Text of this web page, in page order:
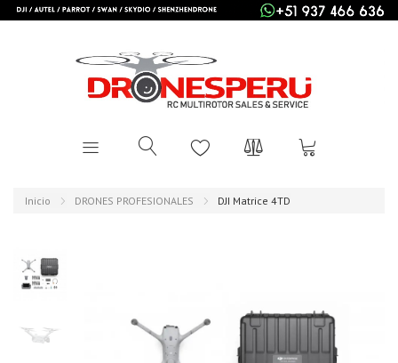
Inicio DRONES PROFESIONALES DJI Matrice 4TD